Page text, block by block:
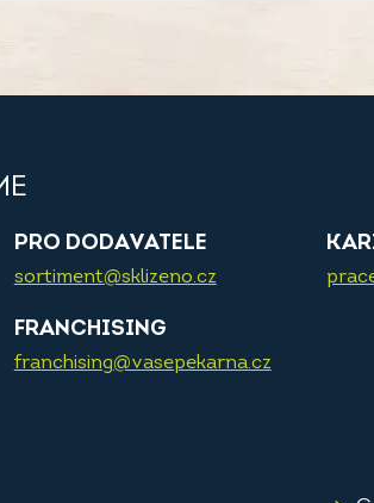
PRO DODAVATELE
sortiment@sklizeno.cz
FRANCHISING
franchising@vasepekarna.cz